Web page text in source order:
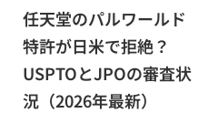
任天堂のパルワールド
特許が日米で拒絶？
USPTOとJPOの審査状
況（2026年最新）